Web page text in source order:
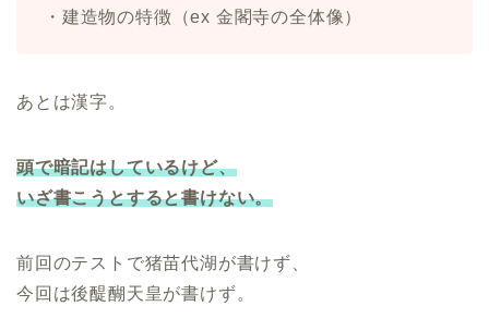
・建造物の特徴（ex 金閣寺の全体像）
あとは漢字。
頭で暗記はしているけど、
いざ書こうとすると書けない。
前回のテストで猪苗代湖が書けず、
今回は後醍醐天皇が書けず。